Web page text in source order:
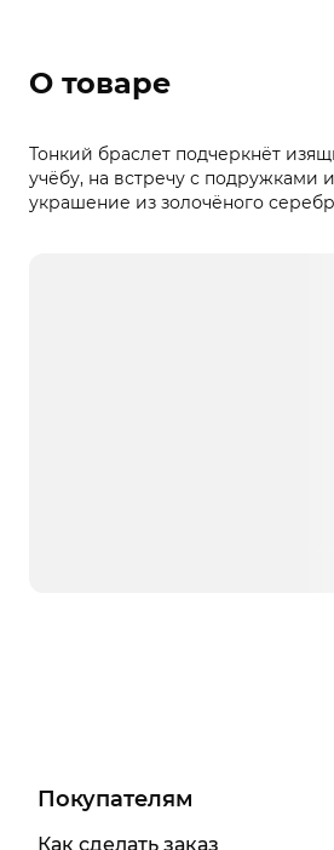
О товаре
Тонкий браслет подчеркнёт
учёбу, на встречу с
украшение из золочёного
Покупателям
Как сделать заказ